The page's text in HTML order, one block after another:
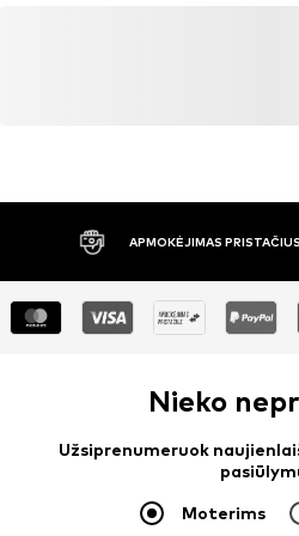
APMOKĖJIMAS PRISTAČIUS
Nieko
Užsiprenumeruok
Moterims